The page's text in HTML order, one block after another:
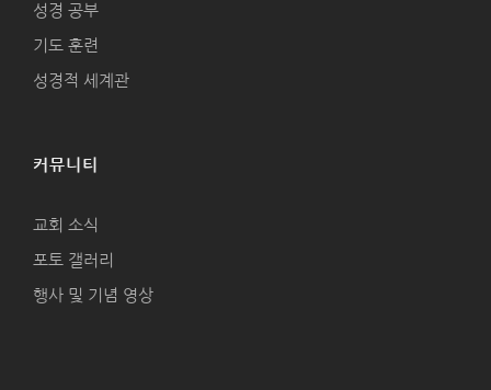
성경 공부
기도 훈련
성경적 세계관
커뮤니티
교회 소식
포토 갤러리
행사 및 기념 영상